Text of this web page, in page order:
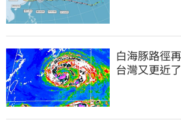
白海豚路徑
台灣又更近了